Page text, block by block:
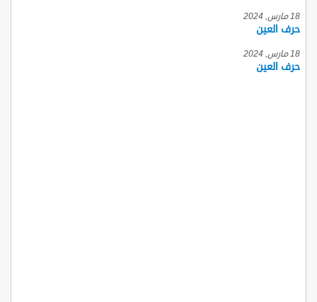
18 مارس, 2024
حرف العين
18 مارس, 2024
حرف العين